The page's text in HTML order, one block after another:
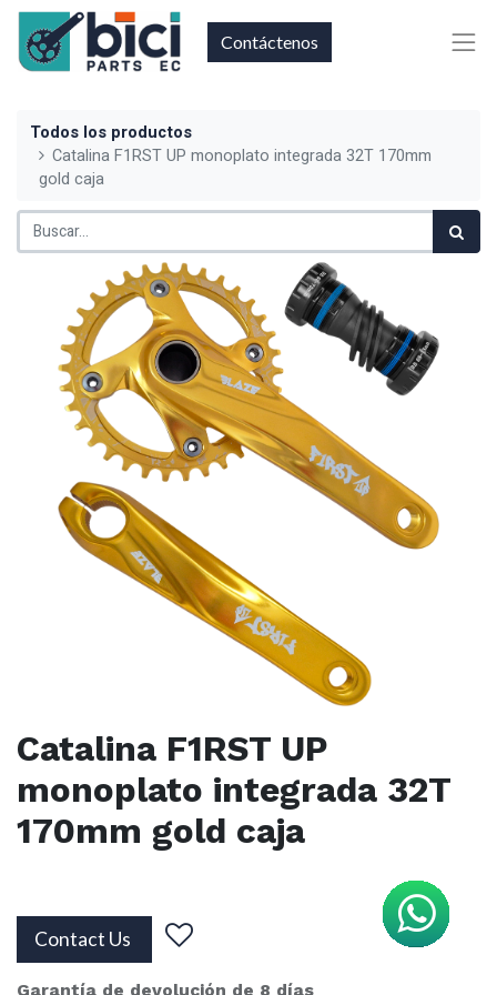
Contáctenos
Todos los productos
Catalina F1RST UP monoplato integrada 32T 170mm
gold caja
Catalina F1RST UP
monoplato integrada 32T
170mm gold caja
Contact Us
Garantía de devolución de 8 días